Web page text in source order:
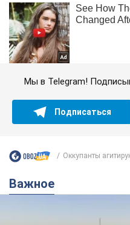
Мы в Telegram!
Подписаться
Оккупанты
Важное